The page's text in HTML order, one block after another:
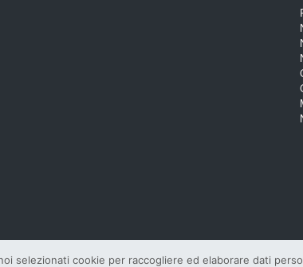
selezionati cookie per raccogliere ed elaborare dati